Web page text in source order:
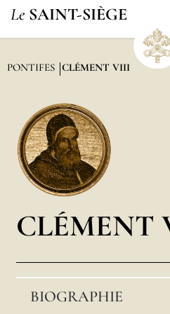
Le SAINT-SIÈGE
PONTIFES CLÉMENT VIII
CLÉMENT
BIOGRAPHIE